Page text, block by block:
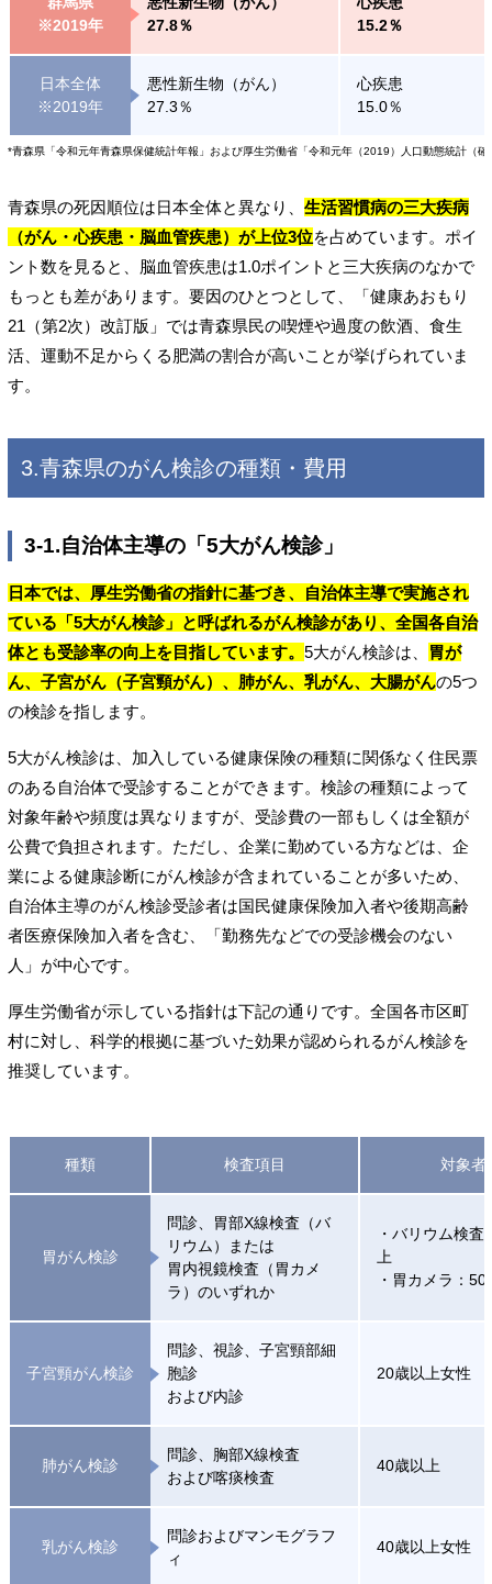
※2019年
27.8％
15.2％
日本全体
※2019年
悪性新生物（がん）
27.3％
心疾患
15.0％
*青森県「令和元年青森県保健統計年報」および厚生労働省「令和元年（2019）人口動態統計（
青森県の死因順位は日本全体と異なり、 生活習慣病の三大疾病
（がん・心疾患・脳血管疾患）が上位3位を占めています。ポイ
ント数を見ると、脳血管疾患は1.0ポイントと三大疾病のなかで
もっとも差があります。要因のひとつとして、「健康あおもり
21（第2次）改訂版」では青森県民の喫煙や過度の飲酒、食生
活、運動不足からくる肥満の割合が高いことが挙げられていま
す。
3.青森県のがん検診の種類・費用
3-1.自治体主導の「5大がん検診」
日本では、厚生労働省の指針に基づき、自治体主導で実施され
ている「5大がん検診」と呼ばれるがん検診があり、全国各自治
体とも受診率の向上を目指しています。 5大がん検診は、
胃が
ん、子宮がん（子宮頸がん）、肺がん、乳がん、大腸がんの5つ
の検診を指します。
5大がん検診は、加入している健康保険の種類に関係なく住民票
のある自治体で受診することができます。検診の種類によって
対象年齢や頻度は異なりますが、受診費の一部もしくは全額が
公費で負担されます。ただし、企業に勤めている方などは、企
業による健康診断にがん検診が含まれていることが多いため、
自治体主導のがん検診受診者は国民健康保険加入者や後期高齢
者医療保険加入者を含む、「勤務先などでの受診機会のない
人」が中心です。
厚生労働省が示している指針は下記の通りです。全国各市区町
村に対し、科学的根拠に基づいた効果が認められるがん検診を
推奨しています。
種類 検査項目 対象者
胃がん検診
問診、胃部X線検査（バ
リウム）または
胃内視鏡検査（胃カメ
ラ）のいずれか
・バリウム検査
上
・胃カメラ：50
子宮頸がん検診
問診、視診、子宮頸部細
胞診
および内診
20歳以上女性
肺がん検診
問診、胸部X線検査
および喀痰検査
40歳以上
乳がん検診
問診およびマンモグラフ
ィ
40歳以上女性